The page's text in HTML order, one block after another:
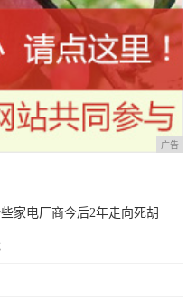
广告
家电厂商今后2年走向死胡